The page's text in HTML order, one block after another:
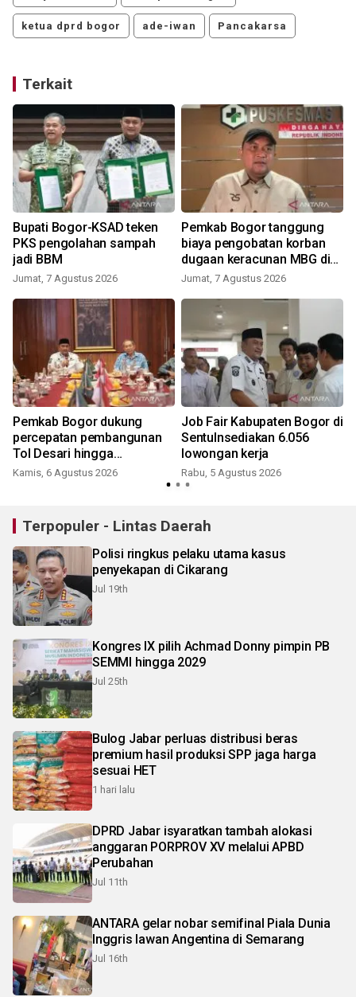
ketua dprd bogor ade-iwan Pancakarsa
Terkait
Bupati Bogor-KSAD teken
PKS pengolahan sampah
jadi BBM
Jumat, 7 Agustus 2026
Pemkab Bogor tanggung
biaya pengobatan korban
dugaan keracunan MBG di
Dramaga
Jumat, 7 Agustus 2026
Pemkab Bogor dukung
percepatan pembangunan
Tol Desari hingga
Salabenda
Kamis, 6 Agustus 2026
Job Fair Kabupaten Bogor di
Sentulnsediakan 6.056
lowongan kerja
Rabu, 5 Agustus 2026
Terpopuler - Lintas Daerah
Polisi ringkus pelaku utama kasus
penyekapan di Cikarang
Jul 19th
Kongres IX pilih Achmad Donny pimpin PB
SEMMI hingga 2029
Jul 25th
Bulog Jabar perluas distribusi beras
premium hasil produksi SPP jaga harga
sesuai HET
1 hari lalu
DPRD Jabar isyaratkan tambah alokasi
anggaran PORPROV XV melalui APBD
Perubahan
Jul 11th
ANTARA gelar nobar semifinal Piala Dunia
Inggris lawan Angentina di Semarang
Jul 16th